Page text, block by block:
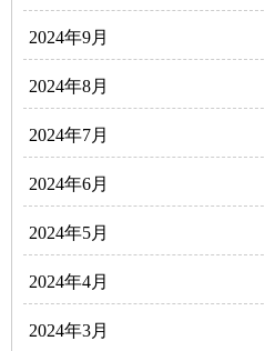
2024年9月
2024年8月
2024年7月
2024年6月
2024年5月
2024年4月
2024年3月